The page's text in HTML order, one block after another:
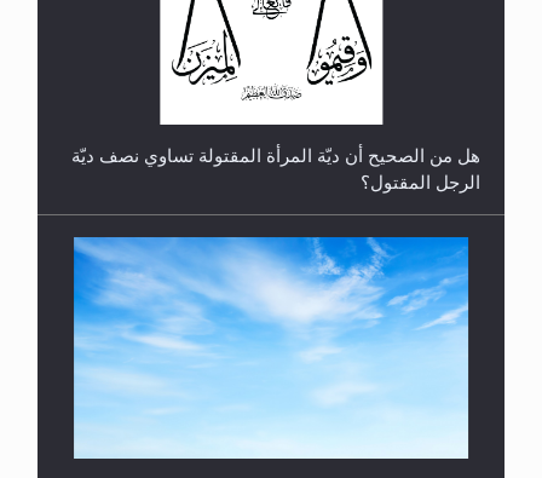
رأيٌ في لغة المسيح الموعود عليه السلام.. 4...
هل من الصحيح أن ديّة المرأة المقتولة تساوي نصف ديّة
الرجل المقتول؟